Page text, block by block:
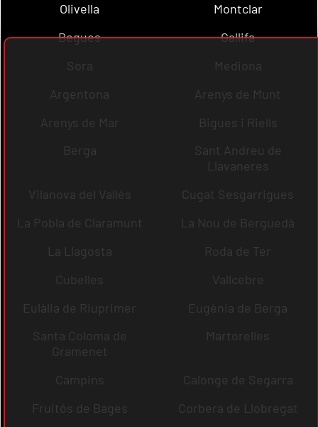
Olivella
Montclar
Begues
Gallifa
Sora
Mediona
Argentona
Arenys de Munt
Arenys de Mar
Bigues i Riells
Berga
Sant Andreu de
Llavaneres
Vilanova del Vallès
Cugat Sesgarrigues
La Pobla de Claramunt
La Nou de Berguedà
La Llagosta
Roda de Ter
Cubelles
Vallcebre
Eulàlia de Riuprimer
Eugènia de Berga
Santa Coloma de
Gramenet
Martorelles
Campins
Calonge de Segarra
Fruitós de Bages
Corbera de Llobregat